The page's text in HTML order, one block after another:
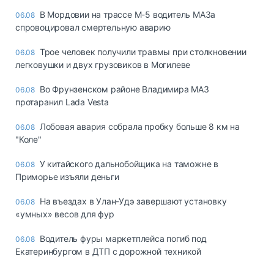
06.08 В Мордовии на трассе М-5 водитель МАЗа
спровоцировал смертельную аварию
06.08 Трое человек получили травмы при столкновении
легковушки и двух грузовиков в Могилеве
06.08 Во Фрунзенском районе Владимира МАЗ
протаранил Lada Vesta
06.08 Лобовая авария собрала пробку больше 8 км на
"Коле"
06.08 У китайского дальнобойщика на таможне в
Приморье изъяли деньги
06.08 Ha въeздax в Улaн-Удэ зaвepшaют ycтaнoвкy
«yмныx» вecoв для фyp
06.08 Водитель фуры маркетплейса погиб под
Екатеринбургом в ДТП с дорожной техникой